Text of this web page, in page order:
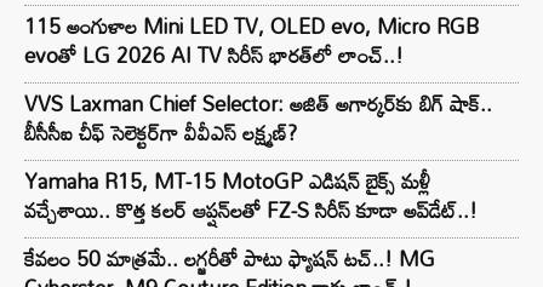
115 అంగుళాల Mini LED TV, OLED evo, Micro RGB
evoతో LG 2026 AI TV సిరీస్ భారత్‌లో లాంచ్..!
VVS Laxman Chief Selector: అజిత్ అగార్కర్‌కు బిగ్ షాక్..
బీసీసీఐ చీఫ్ సెలెక్టర్‌గా వీవీఎస్ లక్ష్మణ్?
Yamaha R15, MT-15 MotoGP ఎడిషన్ బైక్స్ మళ్లీ
వచ్చేశాయి.. కొత్త కలర్ ఆప్షన్‌లతో FZ-S సిరీస్ కూడా అప్‌డేట్..!
కేవలం 50 మాత్రమే.. లగ్జరీతో పాటు ఫ్యాషన్ టచ్..! MG